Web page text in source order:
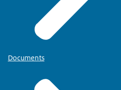
Documents